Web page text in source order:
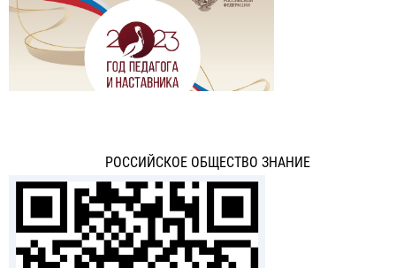
РОССИЙСКОЕ ОБЩЕСТВО ЗНАНИЕ